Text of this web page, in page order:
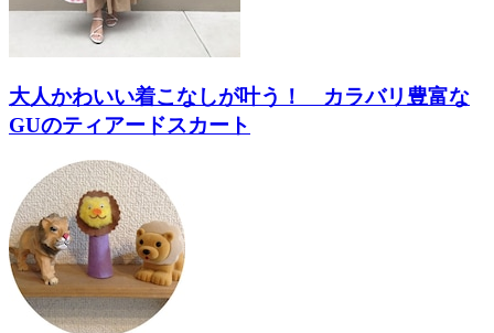
大人かわいい着こなしが叶う！ カラバリ豊富な
GUのティアードスカート